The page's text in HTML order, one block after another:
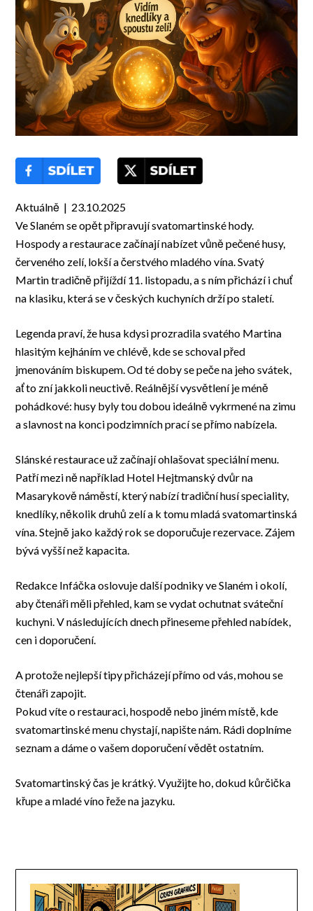
Aktuálně | 23.10.2025
Ve Slaném se opět připravují svatomartinské hody.
Hospody a restaurace začínají nabízet vůně pečené husy,
červeného zelí, lokší a čerstvého mladého vína. Svatý
Martin tradičně přijíždí 11. listopadu, a s ním přichází i chuť
na klasiku, která se v českých kuchyních drží po staletí.
Legenda praví, že husa kdysi prozradila svatého Martina
hlasitým kejháním ve chlévě, kde se schoval před
jmenováním biskupem. Od té doby se peče na jeho svátek,
ať to zní jakkoli neuctivě. Reálnější vysvětlení je méně
pohádkové: husy byly tou dobou ideálně vykrmené na zimu
a slavnost na konci podzimních prací se přímo nabízela.
Slánské restaurace už začínají ohlašovat speciální menu.
Patří mezi ně například Hotel Hejtmanský dvůr na
Masarykově náměstí, který nabízí tradiční husí speciality,
knedlíky, několik druhů zelí a k tomu mladá svatomartinská
vína. Stejně jako každý rok se doporučuje rezervace. Zájem
bývá vyšší než kapacita.
Redakce Infáčka oslovuje další podniky ve Slaném i okolí,
aby čtenáři měli přehled, kam se vydat ochutnat sváteční
kuchyni. V následujících dnech přineseme přehled nabídek,
cen i doporučení.
A protože nejlepší tipy přicházejí přímo od vás, mohou se
čtenáři zapojit.
Pokud víte o restauraci, hospodě nebo jiném místě, kde
svatomartinské menu chystají, napište nám. Rádi doplníme
seznam a dáme o vašem doporučení vědět ostatním.
Svatomartinský čas je krátký. Využijte ho, dokud kůrčička
křupe a mladé víno řeže na jazyku.